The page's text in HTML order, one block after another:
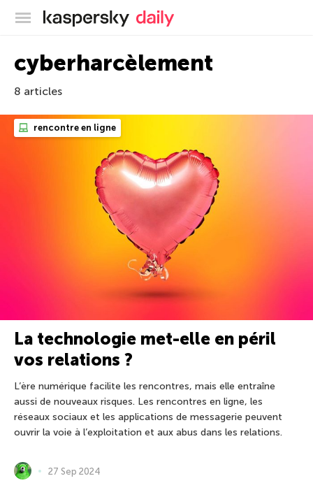
Blog officiel de Kaspersky
cyberharcèlement
8 articles
rencontre en ligne
La technologie met-elle en péril
vos relations ?
L’ère numérique facilite les rencontres, mais elle entraîne
aussi de nouveaux risques. Les rencontres en ligne, les
réseaux sociaux et les applications de messagerie peuvent
ouvrir la voie à l’exploitation et aux abus dans les relations.
27 Sep 2024